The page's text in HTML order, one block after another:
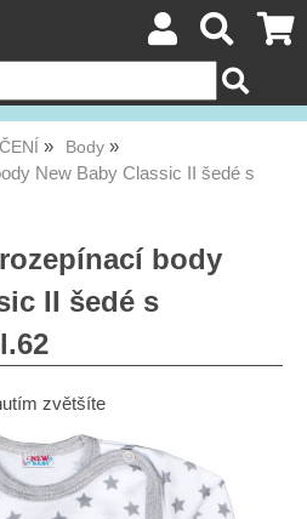
Body
New Baby Classic II šedé s
body
II šedé s
zvětšíte